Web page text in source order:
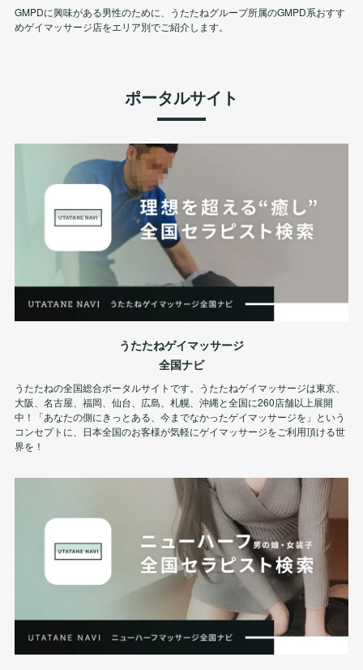
GMPDに興味がある男性のために、うたたねグループ所属のGMPD系おすす
めゲイマッサージ店をエリア別でご紹介します。
ポータルサイト
うたたねゲイマッサージ
全国ナビ
うたたねの全国総合ポータルサイトです。うたたねゲイマッサージは東京、
大阪、名古屋、福岡、仙台、広島、札幌、沖縄と全国に260店舗以上展開
中！「あなたの側にきっとある、今までなかったゲイマッサージを」という
コンセプトに、日本全国のお客様が気軽にゲイマッサージをご利用頂ける世
界を！